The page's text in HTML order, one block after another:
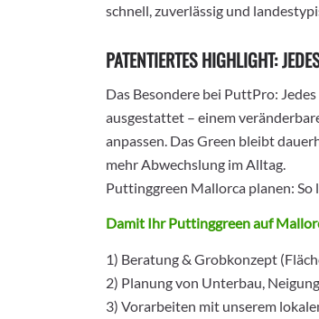
schnell, zuverlässig und
PATENTIERTES HIGHLIGHT:
Das Besondere bei PuttPro:
ausgestattet – einem
anpassen. Das Green bleibt
mehr Abwechslung im Alltag.
Puttinggreen Mallorca planen:
Damit Ihr Puttinggreen auf
1) Beratung & Grobkonzept
2) Planung von Unterbau,
3) Vorarbeiten mit unserem